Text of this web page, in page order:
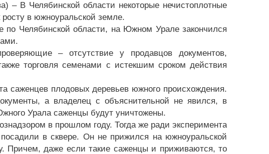
В Челябинской области некоторые нечистоплотные
в южноуральской земле.
по Челябинской области, на Южном Урале закончился
– отсутствие у продавцов документов,
торговля семенами с истекшим сроком действия
саженцев плодовых деревьев южного происхождения.
а владелец с объяснительной не явился, в
Урала саженцы будут уничтожены.
в прошлом году. Тогда же ради эксперимента
в сквере. Он не прижился на южноуральской
Причем, даже если такие саженцы и приживаются, то